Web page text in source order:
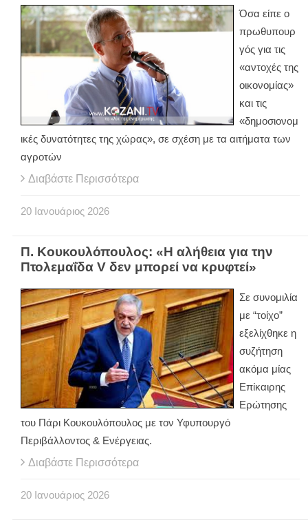
Όσα είπε ο
πρωθυπουρ
γός για τις
«αντοχές της
οικονομίας»
και τις
«δημοσιονομ
ικές δυνατότητες της χώρας», σε σχέση με τα αιτήματα των
αγροτών
Διαβάστε Περισσότερα
20 Ιανουάριος 2026
Π. Κουκουλόπουλος: «Η αλήθεια για την
Πτολεμαΐδα V δεν μπορεί να κρυφτεί»
Σε συνομιλία
με “τοίχο”
εξελίχθηκε η
συζήτηση
ακόμα μίας
Επίκαιρης
Ερώτησης
του Πάρι Κουκουλόπουλος με τον Υφυπουργό
Περιβάλλοντος & Ενέργειας.
Διαβάστε Περισσότερα
20 Ιανουάριος 2026